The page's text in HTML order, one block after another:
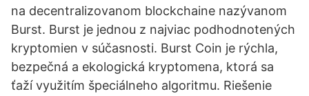
na decentralizovanom blockchaine nazývanom
Burst. Burst je jednou z najviac podhodnotených
kryptomien v súčasnosti. Burst Coin je rýchla,
bezpečná a ekologická kryptomena, ktorá sa
ťaží využitím špeciálneho algoritmu. Riešenie